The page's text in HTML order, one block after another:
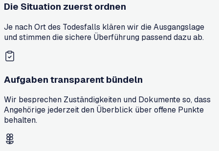
Die Situation zuerst ordnen
Je nach Ort des Todesfalls klären wir die Ausgangslage
und stimmen die sichere Überführung passend dazu ab.
Aufgaben transparent bündeln
Wir besprechen Zuständigkeiten und Dokumente so, dass
Angehörige jederzeit den Überblick über offene Punkte
behalten.